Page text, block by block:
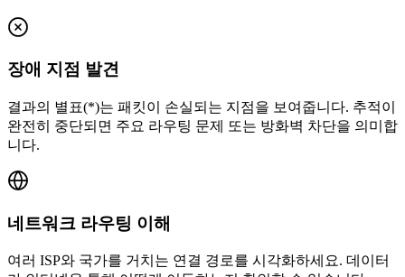
장애 지점 발견
결과의 별표(*)는 패킷이 손실되는 지점을 보여줍니다. 추적이
완전히 중단되면 주요 라우팅 문제 또는 방화벽 차단을 의미합
니다.
네트워크 라우팅 이해
여러 ISP와 국가를 거치는 연결 경로를 시각화하세요. 데이터